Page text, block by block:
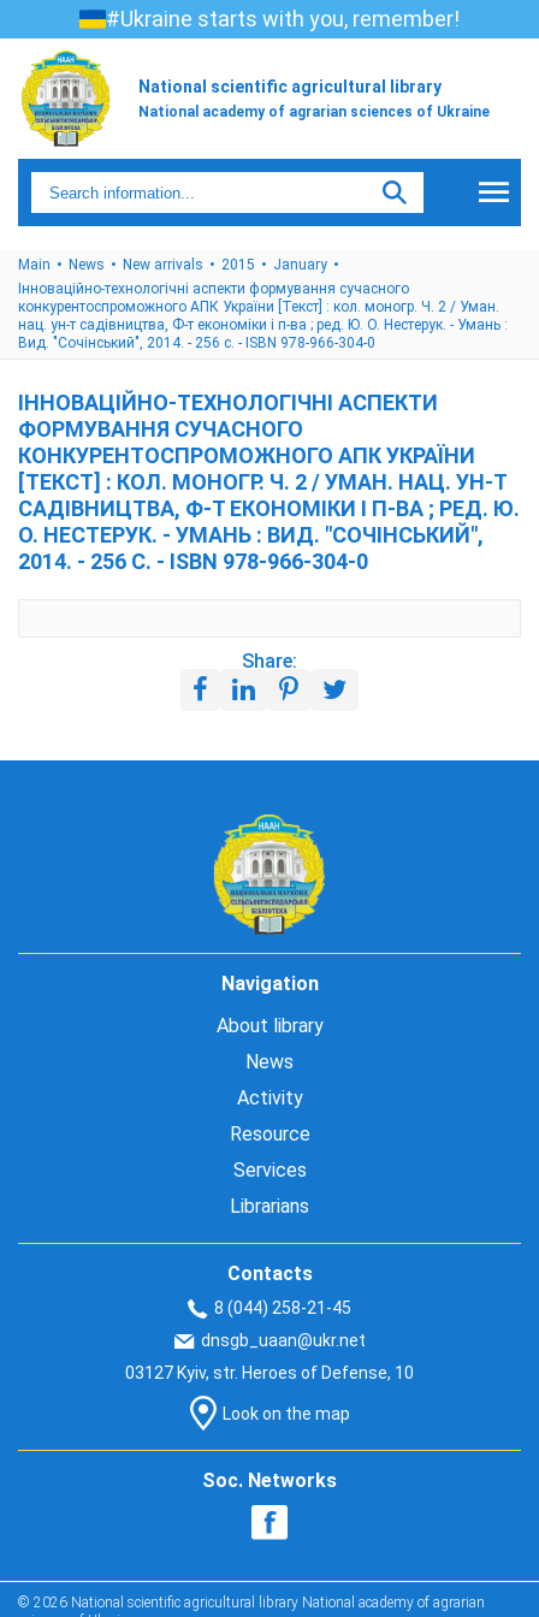
#Ukraine starts with you, remember!
National scientific agricultural library
National academy of agrarian sciences of Ukraine
Main News New arrivals 2015
January
Інноваційно-технологічні аспекти формування сучасного
конкурентоспроможного АПК України [Текст] : кол. моногр. Ч. 2 / Уман.
нац. ун-т садівництва, Ф-т економіки і п-ва ; ред. Ю. О. Нестерук. - Умань :
Вид. "Сочінський", 2014. - 256 с. - ISBN 978-966-304-0
ІННОВАЦІЙНО-ТЕХНОЛОГІЧНІ АСПЕКТИ
ФОРМУВАННЯ СУЧАСНОГО
КОНКУРЕНТОСПРОМОЖНОГО АПК УКРАЇНИ
[ТЕКСТ] : КОЛ. МОНОГР. Ч. 2 / УМАН. НАЦ. УН-Т
САДІВНИЦТВА, Ф-Т ЕКОНОМІКИ І П-ВА ; РЕД. Ю.
О. НЕСТЕРУК. - УМАНЬ : ВИД. "СОЧІНСЬКИЙ",
2014. - 256 С. - ISBN 978-966-304-0
Share:
Navigation
About library
News
Activity
Resource
Services
Librarians
Contacts
8 (044) 258-21-45
dnsgb_uaan@ukr.net
03127 Kyiv, str. Heroes of Defense, 10
Look on the map
Soc. Networks
© 2026 National scientific agricultural library National academy of agrarian